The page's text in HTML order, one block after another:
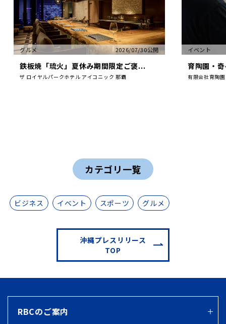
グルメ 2026/07/30公開
鉄板焼「琉火」夏休み期間限定ご褒...
ザ ロイヤルパークホテル アイコニック 那覇
イベント
育陶園・
有限会社育陶園
カテゴリ一覧
ビジネス イベント スポーツ グルメ
沖縄プレスリリース
TOP
RBCのご案内